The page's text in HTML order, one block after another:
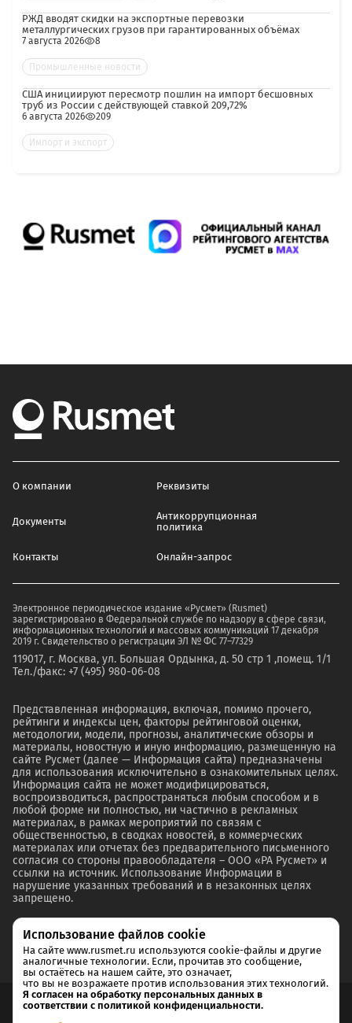
РЖД вводят скидки на экспортные перевозки
металлургических грузов при гарантированных объёмах
7 августа 2026 8
Промышленные новости
США инициируют пересмотр пошлин на импорт бесшовных
труб из России с действующей ставкой 209,72%
6 августа 2026 209
Импорт и экспорт
О компании Реквизиты
Документы
Антикоррупционная
политика
Контакты Онлайн-запрос
Электронное периодическое издание «Русмет» (Rusmet)
зарегистрировано в Федеральной службе по надзору в сфере связи,
информационных технологий и массовых коммуникаций 17 декабря
2019 г. Свидетельство о регистрации ЭЛ № ФС 77–77329
119017, г. Москва, ул. Большая Ордынка, д. 50 стр 1 ,помещ. 1/1
Тел./факс: +7 (495) 980-06-08
Представленная информация, включая, помимо прочего,
рейтинги и индексы цен, факторы рейтинговой оценки,
методологии, модели, прогнозы, аналитические обзоры и
материалы, новостную и иную информацию, размещенную на
сайте Русмет (далее — Информация сайта) предназначены
для использования исключительно в ознакомительных целях.
Информация сайта не может модифицироваться,
воспроизводиться, распространяться любым способом и в
любой форме ни полностью, ни частично в рекламных
материалах, в рамках мероприятий по связям с
общественностью, в сводках новостей, в коммерческих
материалах или отчетах без предварительного письменного
согласия со стороны правообладателя – ООО «РА Русмет» и
ссылки на источник. Использование Информации в
нарушение указанных требований и в незаконных целях
запрещено.
Согласие на обработку и хранение персональных данных
Использование файлов cookie
На сайте www.rusmet.ru используются cookie-файлы и другие
аналогичные технологии. Если, прочитав это сообщение,
вы остаётесь на нашем сайте, это означает,
что вы не возражаете против использования этих технологий.
Я согласен на обработку персональных данных в
соответствии с политикой конфиденциальности.